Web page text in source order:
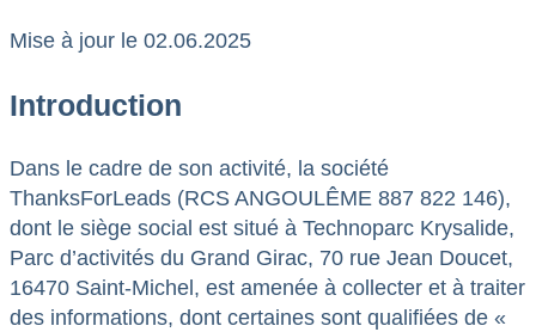
Mise à jour le 02.06.2025
Introduction
Dans le cadre de son activité, la société
ThanksForLeads (RCS ANGOULÊME 887 822 146),
dont le siège social est situé à Technoparc Krysalide,
Parc d’activités du Grand Girac, 70 rue Jean Doucet,
16470 Saint-Michel, est amenée à collecter et à traiter
des informations, dont certaines sont qualifiées de «